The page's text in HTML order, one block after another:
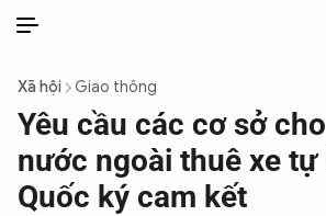
THỜI SỰ
CHỐNG DIỄN BIẾN HÒA BÌNH
Xã hội Giao thông
Yêu cầu các cơ sở
nước ngoài thuê xe tự
Quốc ký cam kết